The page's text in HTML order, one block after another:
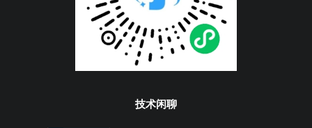
技术闲聊